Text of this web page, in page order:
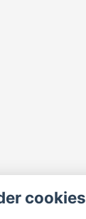
cookies